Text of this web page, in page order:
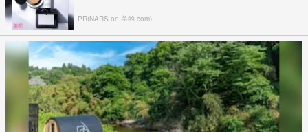
PR(NARS on 美的.com)